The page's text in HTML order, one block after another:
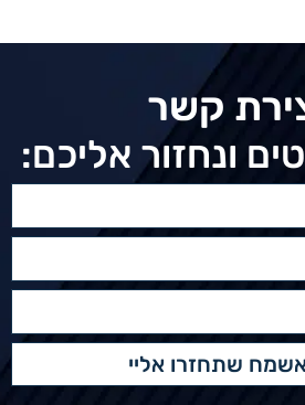
קשר
ונחזור אליכם:
שתחזרו אליי